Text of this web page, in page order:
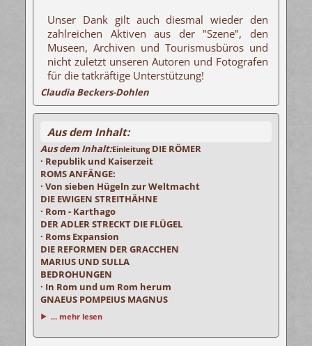
Unser Dank gilt auch diesmal wieder den
zahlreichen Aktiven aus der "Szene", den
Museen, Archiven und Tourismusbüros und
nicht zuletzt unseren Autoren und Fotografen
für die tatkräftige Unterstützung!
Claudia Beckers-Dohlen
Aus dem Inhalt:
Aus dem Inhalt:Einleitung DIE RÖMER
· Republik und Kaiserzeit
ROMS ANFÄNGE:
· Von sieben Hügeln zur Weltmacht
DIE EWIGEN STREITHÄHNE
· Rom - Karthago
DER ADLER STRECKT DIE FLÜGEL
· Roms Expansion
DIE REFORMEN DER GRACCHEN
MARIUS UND SULLA
BEDROHUNGEN
· In Rom und um Rom herum
GNAEUS POMPEIUS MAGNUS
... mehr lesen